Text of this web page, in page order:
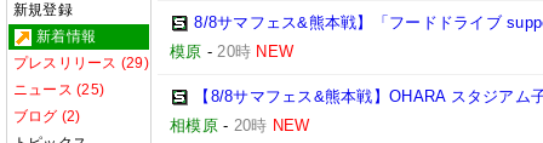
新規登録
新着情報
プレスリリース (29)
ニュース (25)
ブログ (2)
8/8サマフェス&熊本戦】「フードドライブ
模原 -20時 NEW
【8/8サマフェス&熊本戦】OHARA スタジア
相模原- 20時 NEW